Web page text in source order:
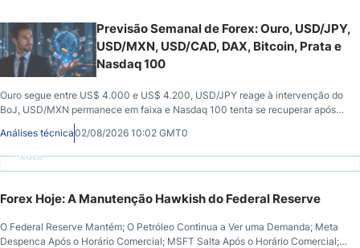
Previsão Semanal de Forex: Ouro, USD/JPY,
USD/MXN, USD/CAD, DAX, Bitcoin, Prata e
Nasdaq 100
Ouro segue entre US$ 4.000 e US$ 4.200, USD/JPY reage à intervenção do
BoJ, USD/MXN permanece em faixa e Nasdaq 100 tenta se recuperar após
forte pressão vendedora.
Análises técnica02/08/2026 10:02 GMT0
Anúncio
Forex Hoje: A Manutenção Hawkish do Federal Reserve
O Federal Reserve Mantém; O Petróleo Continua a Ver uma Demanda; Meta
Despenca Após o Horário Comercial; MSFT Salta Após o Horário Comercial;